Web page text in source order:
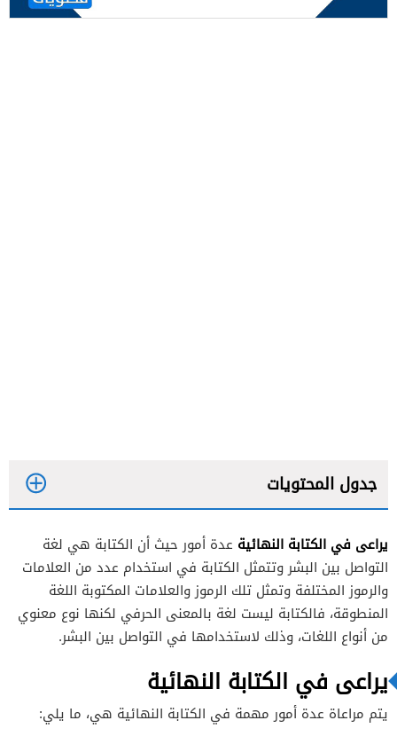
جدول المحتويات
يراعى في الكتابة النهائية عدة أمور حيث أن الكتابة هي لغة
التواصل بين البشر وتتمثل الكتابة في استخدام عدد من العلامات
والرموز المختلفة وتمثل تلك الرموز والعلامات المكتوبة اللغة
المنطوقة، فالكتابة ليست لغة بالمعنى الحرفي لكنها نوع معنوي
من أنواع اللغات، وذلك لاستخدامها في التواصل بين البشر.
يراعى في الكتابة النهائية
يتم مراعاة عدة أمور مهمة في الكتابة النهائية هي، ما يلي: